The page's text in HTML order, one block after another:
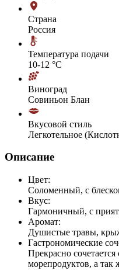
Страна
Россия
Температура подачи
10-12 °С
Виноград
Совиньон Блан
Вкусовой стиль
Легкотельное
Описание
Цвет:
Соломенный, с
Вкус:
Гармоничный, с
Аромат:
Душистые травы,
Гастрономические
Прекрасно
морепродуктов, а